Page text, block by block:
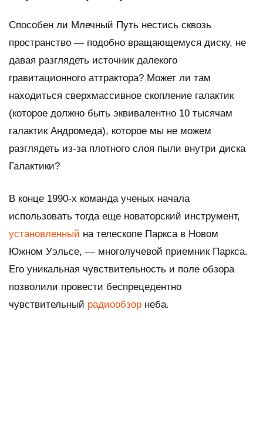
Способен ли Млечный Путь нестись сквозь
пространство — подобно вращающемуся диску, не
давая разглядеть источник далекого
гравитационного аттрактора? Может ли там
находиться сверхмассивное скопление галактик
(которое должно быть эквивалентно 10 тысячам
галактик Андромеда), которое мы не можем
разглядеть из-за плотного слоя пыли внутри диска
Галактики?
В конце 1990-х команда ученых начала
использовать тогда еще новаторский инструмент,
установленный на телескопе Паркса в Новом
Южном Уэльсе, — многолучевой приемник Паркса.
Его уникальная чувствительность и поле обзора
позволили провести беспрецедентно
чувствительный радиообзор неба.